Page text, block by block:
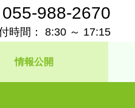
055-988-2670
時間： 8:30 ～ 17:15
情報公開